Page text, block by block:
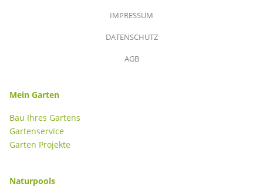
IMPRESSUM
DATENSCHUTZ
AGB
Mein Garten
Bau Ihres Gartens
Gartenservice
Garten Projekte
Naturpools